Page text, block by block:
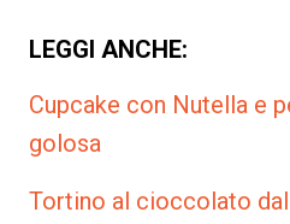
LEGGI ANCHE:
Cupcake con Nutella e
golosa
Tortino al cioccolato